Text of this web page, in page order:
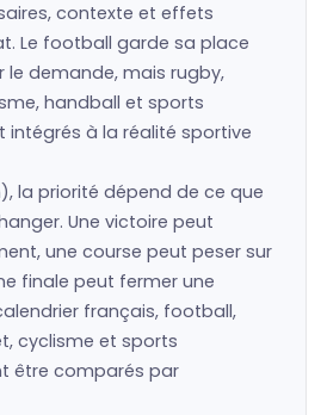
contexte et effets
Le football garde sa place
le demande, mais rugby,
handball et sports
intégrés à la réalité sportive
la priorité dépend de ce que
Une victoire peut
une course peut peser sur
finale peut fermer une
français, football,
cyclisme et sports
être comparés par